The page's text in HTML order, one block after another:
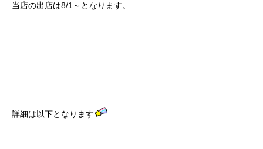
当店の出店は8/1～となります。
詳細は以下となります